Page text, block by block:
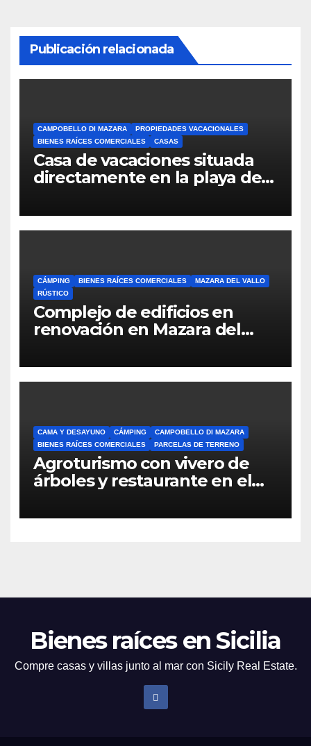
Publicación relacionada
CAMPOBELLO DI MAZARA
PROPIEDADES VACACIONALES
BIENES RAÍCES COMERCIALES
CASAS
Casa de vacaciones situada
directamente en la playa de
CÁMPING BIENES RAÍCES COMERCIALES
MAZARA DEL VALLO
RÚSTICO
Complejo de edificios en
renovación en Mazara del
CAMA Y DESAYUNO CÁMPING
CAMPOBELLO DI MAZARA
BIENES RAÍCES COMERCIALES
PARCELAS DE TERRENO
Agroturismo con vivero de
árboles y restaurante en el
Bienes raíces en Sicilia
Compre casas y villas junto al mar con Sicily Real Estate.